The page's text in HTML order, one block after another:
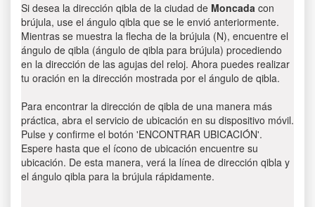
Si desea la dirección qibla de la ciudad de Moncada con
brújula, use el ángulo qibla que se le envió anteriormente.
Mientras se muestra la flecha de la brújula (N), encuentre el
ángulo de qibla (ángulo de qibla para brújula) procediendo
en la dirección de las agujas del reloj. Ahora puedes realizar
tu oración en la dirección mostrada por el ángulo de qibla.
Para encontrar la dirección de qibla de una manera más
práctica, abra el servicio de ubicación en su dispositivo móvil.
Pulse y confirme el botón 'ENCONTRAR UBICACIÓN'.
Espere hasta que el ícono de ubicación encuentre su
ubicación. De esta manera, verá la línea de dirección qibla y
el ángulo qibla para la brújula rápidamente.